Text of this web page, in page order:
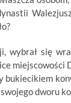
wybrał się
miejscowości
dworu